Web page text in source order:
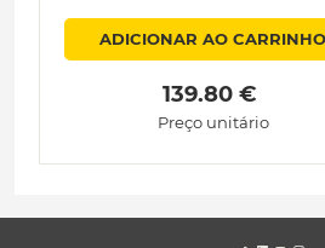
ADICIONAR AO CARRINHO
139.80 €
Preço unitário